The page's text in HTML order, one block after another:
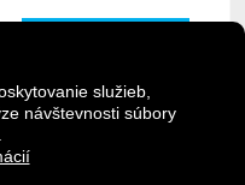
služieb,
návštevnosti súbory